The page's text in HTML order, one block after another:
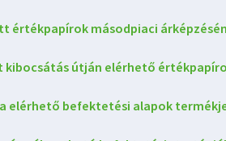
értékpapírok másodpiaci
kibocsátás útján elérhető
elérhető befektetési alapok